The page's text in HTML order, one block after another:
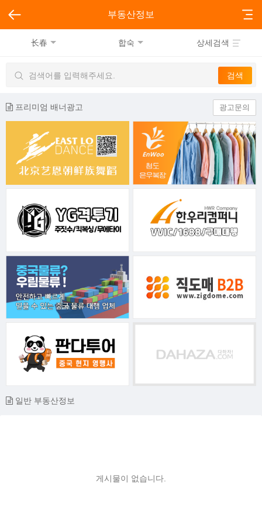
부동산정보
长春 합숙 상세검색
프리미엄 배너광고 광고문의
일반 부동산정보
게시물이 없습니다.